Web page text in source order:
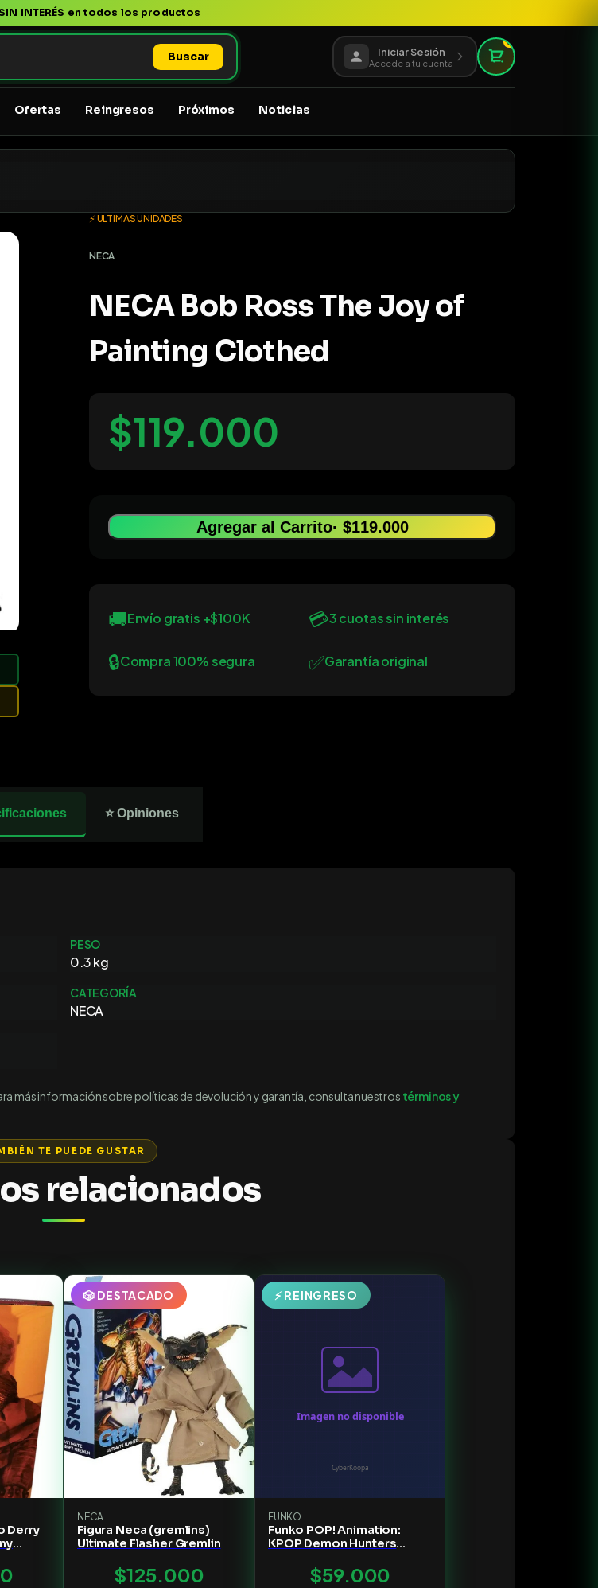
INTERÉS en todos los productos
Buscar Iniciar Sesión
Accede a tu cuenta
0
Ofertas Reingresos Próximos Noticias
⚡ ÚLTIMAS UNIDADES
NECA
NECA Bob Ross The Joy of
Painting Clothed
$119.000
Agregar al Carrito· $119.000
🚚Envío gratis +$100K 💳3 cuotas sin interés
🔒Compra 100% segura ✅Garantía original
⭐ Opiniones
PESO
0.3 kg
CATEGORÍA
NECA
más información sobre políticas de devolución y garantía, consulta nuestros términos y
TE PUEDE GUSTAR
relacionados
Derry
🎲 DESTACADO
NECA
Figura Neca (gremlins)
Ultimate Flasher Gremlin
$125.000
⚡ REINGRESO
FUNKO
Funko POP! Animation:
KPOP Demon Hunters
$59.000